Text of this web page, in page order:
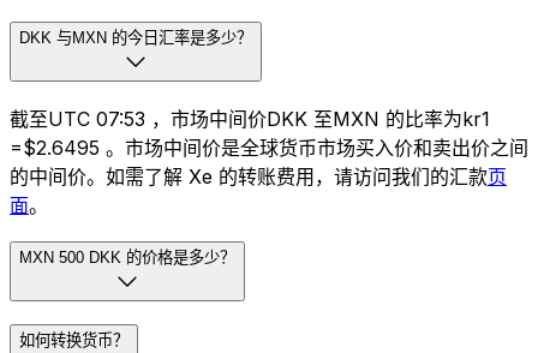
DKK 与MXN 的今日汇率是多少？
截至UTC 07:53 ，市场中间价DKK 至MXN 的比率为kr1
=$2.6495 。市场中间价是全球货币市场买入价和卖出价之间
的中间价。如需了解 Xe 的转账费用，请访问我们的汇款页
面。
MXN 500 DKK 的价格是多少？
如何转换货币？